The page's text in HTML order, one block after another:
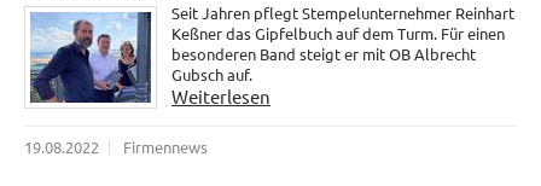
Seit Jahren pflegt Stempelunternehmer Reinhart
Keßner das Gipfelbuch auf dem Turm. Für einen
besonderen Band steigt er mit OB Albrecht
Gubsch auf.
Weiterlesen
19.08.2022 Firmennews